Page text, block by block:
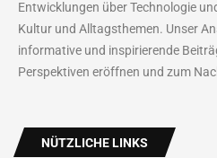
Entwicklungen über Technologie
Kultur und Alltagsthemen. Unser
informative und inspirierende
Perspektiven eröffnen und zum
NÜTZLICHE LINKS